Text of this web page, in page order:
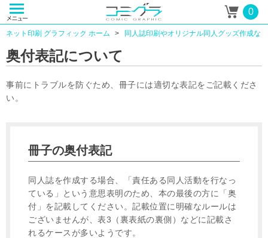
0
ネット印刷 グラフィック ホーム 同人誌印刷やオリジナル同人グッズ作成な
奥付表記について
事前にトラブルを防ぐため、冊子には適切な表記をご記載くださ
い。
冊子の奥付表記
同人誌を作成する場合、「責任ある同人活動を行なっ
ている」という意思表明のため、本の最後の方に「奥
付」を記載してください。記載位置に明確なルールは
ございませんが、表3（裏表紙の裏側）などに記載さ
れるケースが多いようです。